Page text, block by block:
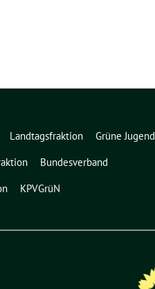
Landtagsfraktion
Grüne Jugend
Bundesverband
KPVGrüN